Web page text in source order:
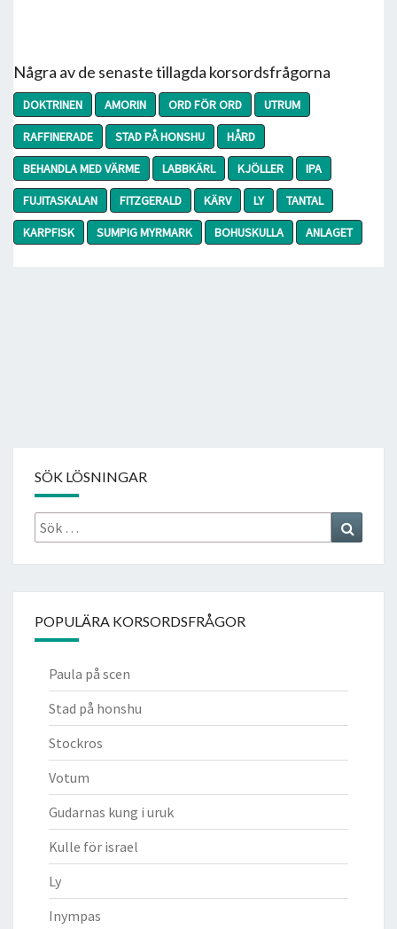
Några av de senaste tillagda korsordsfrågorna
DOKTRINEN AMORIN ORD FÖR ORD
UTRUM
RAFFINERADE
STAD PÅ HONSHU
HÅRD
BEHANDLA MED VÄRME
LABBKÄRL KJÖLLER
IPA
FUJITASKALAN
FITZGERALD KÄRV LY
TANTAL
KARPFISK
SUMPIG MYRMARK BOHUSKULLA ANLAGET
SÖK LÖSNINGAR
Sök
efter:
POPULÄRA KORSORDSFRÅGOR
Paula på scen
Stad på honshu
Stockros
Votum
Gudarnas kung i uruk
Kulle för israel
Ly
Inympas